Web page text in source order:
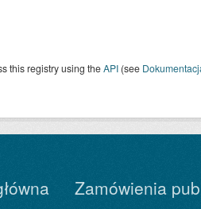
this registry using theAPI(see
Zamówienia